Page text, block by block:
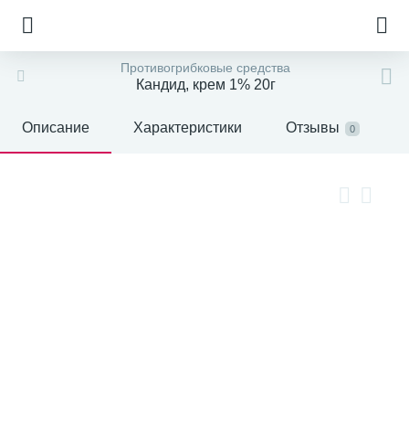
Противогрибковые средства
Кандид, крем 1% 20г
Описание Характеристики Отзывы 0